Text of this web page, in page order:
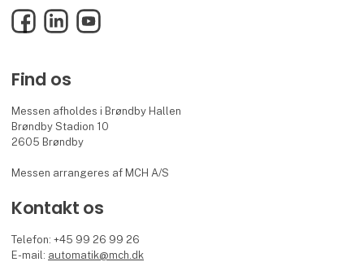
FacebookLinkedInYouTube
Find os
Messen afholdes i Brøndby Hallen
Brøndby Stadion 10
2605 Brøndby
Messen arrangeres af MCH A/S
Kontakt os
Telefon: +45 99 26 99 26
E-mail: automatik@mch.dk